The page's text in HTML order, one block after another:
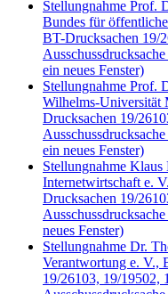
Stellungnahme Prof.
Bundes für
BT-Drucksachen 19/
ein neues Fenster)
Stellungnahme Prof.
Wilhelms-
Drucksachen 19/
ein neues Fenster)
Stellungnahme
Internetwirtschaft e.
Drucksachen 19/
neues Fenster)
Stellungnahme Dr.
Verantwortung e. V.,
19/26103, 19/19502,